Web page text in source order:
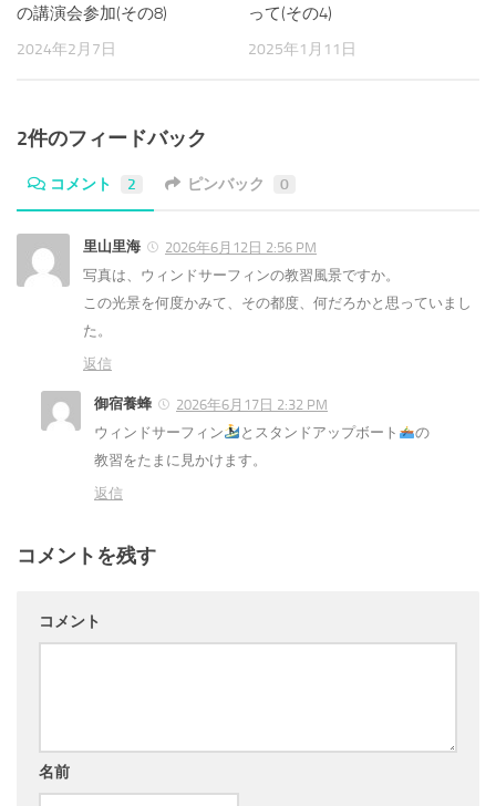
の講演会参加(その8)
2024年2月7日
って(その4)
2025年1月11日
2件のフィードバック
コメント 2 ピンバック 0
里山里海
2026年6月12日 2:56 PM
写真は、ウィンドサーフィンの教習風景ですか。
この光景を何度かみて、その都度、何だろかと思っていまし
た。
返信
御宿養蜂
2026年6月17日 2:32 PM
ウィンドサーフィン
とスタンドアップボート
の
教習をたまに見かけます。
返信
コメントを残す
コメント
名前